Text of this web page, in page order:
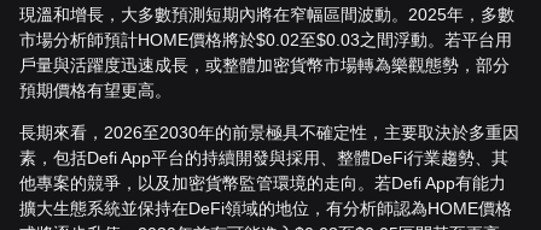
現溫和增長，大多數預測短期內將在窄幅區間波動。2025年，多數
市場分析師預計HOME價格將於$0.02至$0.03之間浮動。若平台用
戶量與活躍度迅速成長，或整體加密貨幣市場轉為樂觀態勢，部分
預期價格有望更高。
長期來看，2026至2030年的前景極具不確定性，主要取決於多重因
素，包括Defi App平台的持續開發與採用、整體DeFi行業趨勢、其
他專案的競爭，以及加密貨幣監管環境的走向。若Defi App有能力
擴大生態系統並保持在DeFi領域的地位，有分析師認為HOME價格